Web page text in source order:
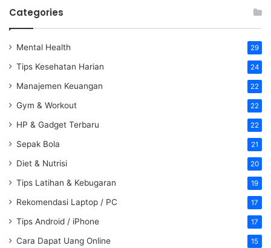
Categories
Mental Health 29
Tips Kesehatan Harian 24
Manajemen Keuangan 22
Gym & Workout 22
HP & Gadget Terbaru 22
Sepak Bola 21
Diet & Nutrisi 20
Tips Latihan & Kebugaran 19
Rekomendasi Laptop / PC 17
Tips Android / iPhone 17
Cara Dapat Uang Online 15